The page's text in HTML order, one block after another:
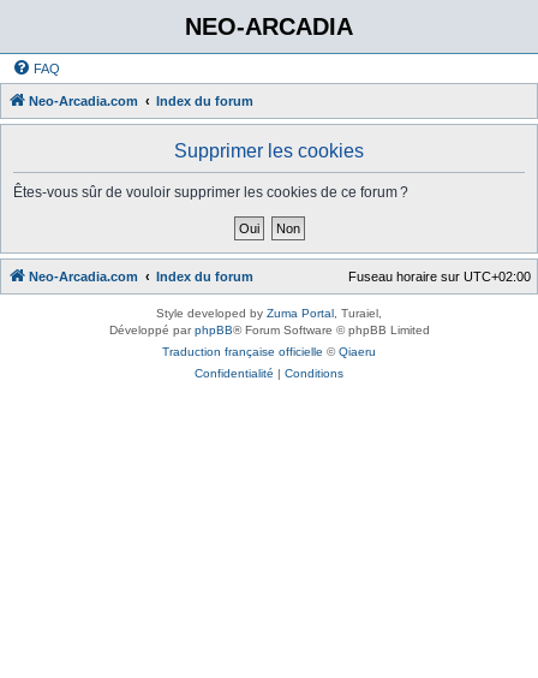
NEO-ARCADIA
FAQ
Neo-Arcadia.com Index du forum
Supprimer les cookies
Êtes-vous sûr de vouloir supprimer les cookies de ce forum ?
Neo-Arcadia.com Index du forum Fuseau horaire sur UTC+02:00
Style developed by Zuma Portal , Turaiel,
Développé parphpBB® Forum Software © phpBB Limited
Traduction française officielle ©Qiaeru
Confidentialité | Conditions